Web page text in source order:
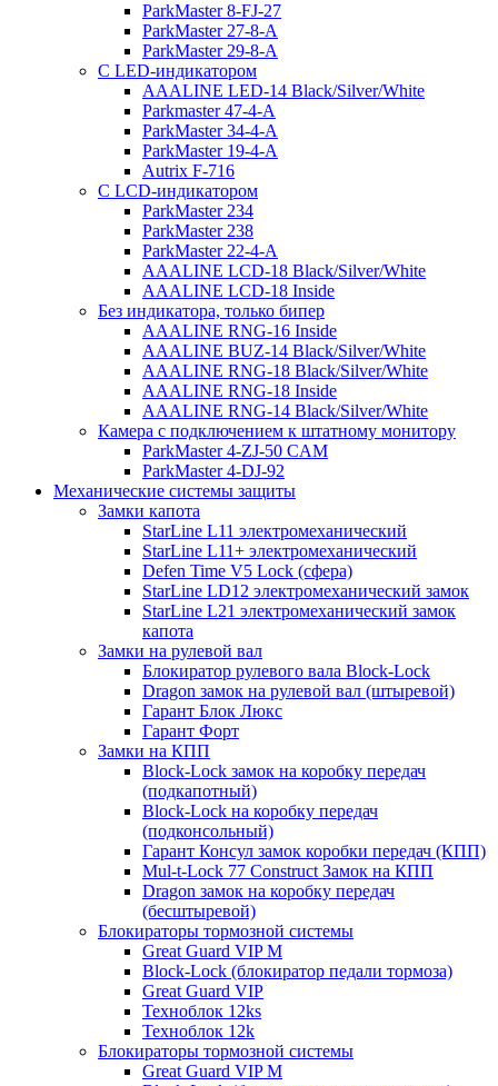
ParkMaster 8-FJ-27
ParkMaster 27-8-A
ParkMaster 29-8-A
С LED-индикатором
AAALINE LED-14 Black/Silver/White
Parkmaster 47-4-A
ParkMaster 34-4-A
ParkMaster 19-4-A
Autrix F-716
С LCD-индикатором
ParkMaster 234
ParkMaster 238
ParkMaster 22-4-A
AAALINE LCD-18 Black/Silver/White
AAALINE LCD-18 Inside
Без индикатора, только бипер
AAALINE RNG-16 Inside
AAALINE BUZ-14 Black/Silver/White
AAALINE RNG-18 Black/Silver/White
AAALINE RNG-18 Inside
AAALINE RNG-14 Black/Silver/White
Камера с подключением к штатному монитору
ParkMaster 4-ZJ-50 CAM
ParkMaster 4-DJ-92
Механические системы защиты
Замки капота
StarLine L11 электромеханический
StarLine L11+ электромеханический
Defen Time V5 Lock (сфера)
StarLine LD12 электромеханический замок
StarLine L21 электромеханический замок
капота
Замки на рулевой вал
Блокиратор рулевого вала Block-Lock
Dragon замок на рулевой вал (штыревой)
Гарант Блок Люкс
Гарант Форт
Замки на КПП
Block-Lock замок на коробку передач
(подкапотный)
Block-Lock на коробку передач
(подконсольный)
Гарант Консул замок коробки передач (КПП)
Mul-t-Lock 77 Construct Замок на КПП
Dragon замок на коробку передач
(бесштыревой)
Блокираторы тормозной системы
Great Guard VIP M
Block-Lock (блокиратор педали тормоза)
Great Guard VIP
Техноблок 12ks
Техноблок 12k
Блокираторы тормозной системы
Great Guard VIP M